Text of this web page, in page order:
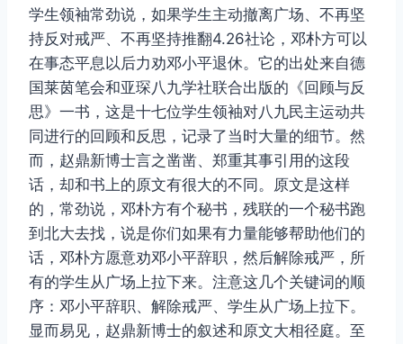
学生领袖常劲说，如果学生主动撤离广场、不再坚
持反对戒严、不再坚持推翻4.26社论，邓朴方可以
在事态平息以后力劝邓小平退休。它的出处来自德
国莱茵笔会和亚琛八九学社联合出版的《回顾与反
思》一书，这是十七位学生领袖对八九民主运动共
同进行的回顾和反思，记录了当时大量的细节。然
而，赵鼎新博士言之凿凿、郑重其事引用的这段
话，却和书上的原文有很大的不同。原文是这样
的，常劲说，邓朴方有个秘书，残联的一个秘书跑
到北大去找，说是你们如果有力量能够帮助他们的
话，邓朴方愿意劝邓小平辞职，然后解除戒严，所
有的学生从广场上拉下来。注意这几个关键词的顺
序：邓小平辞职、解除戒严、学生从广场上拉下。
显而易见，赵鼎新博士的叙述和原文大相径庭。至